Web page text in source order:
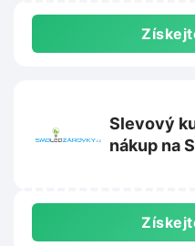
Slevový
nákup na